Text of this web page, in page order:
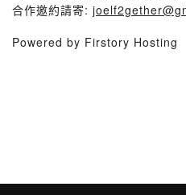
合作邀約請寄:
Powered by Firstory Hosting